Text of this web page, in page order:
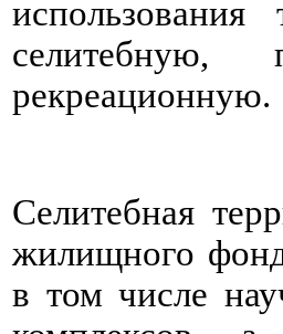
использования
селитебную,
рекреационную.
Селитебная
жилищного
в том числе